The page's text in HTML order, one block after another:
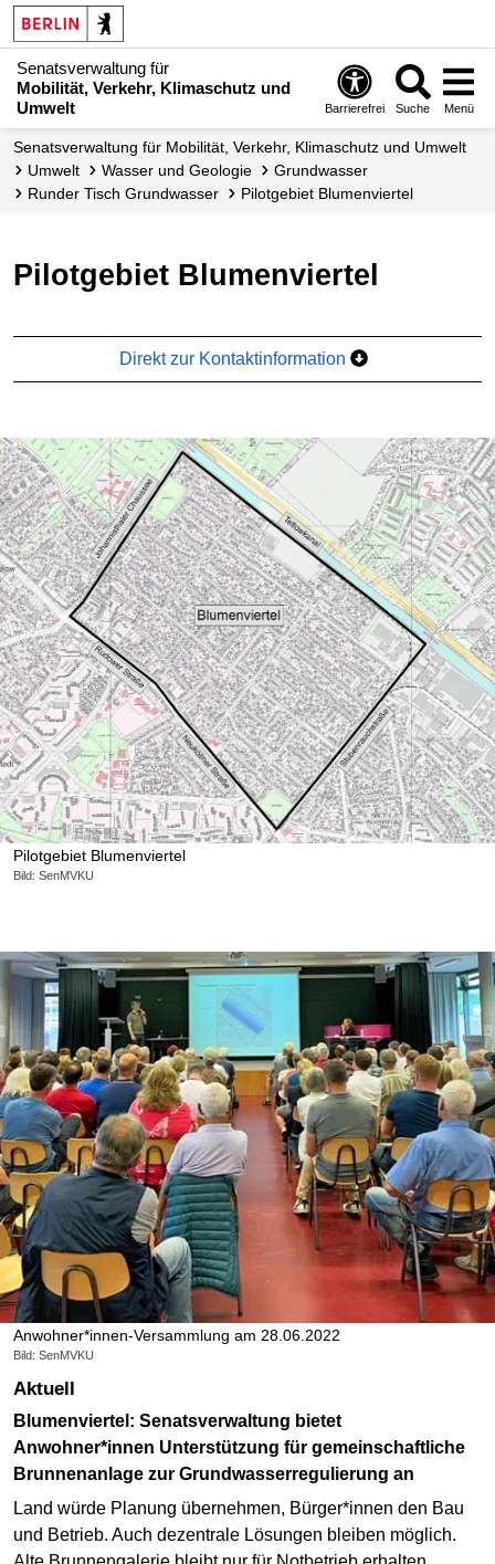
Senatsverwaltung für
Mobilität, Verkehr, Klimaschutz und
Umwelt
Barrierefrei Suche Menü
Senatsverwaltung für Mobilität, Verkehr, Klimaschutz und Umwelt
Umwelt
Wasser und Geologie
Grundwasser
Runder Tisch Grundwasser
Pilotgebiet Blumenviertel
Pilotgebiet Blumenviertel
Direkt zur Kontaktinformation
Pilotgebiet Blumenviertel
Bild: SenMVKU
Anwohner*innen-Versammlung am 28.06.2022
Bild: SenMVKU
Aktuell
Blumenviertel: Senatsverwaltung bietet
Anwohner*innen Unterstützung für gemeinschaftliche
Brunnenanlage zur Grundwasserregulierung an
Land würde Planung übernehmen, Bürger*innen den Bau
und Betrieb. Auch dezentrale Lösungen bleiben möglich.